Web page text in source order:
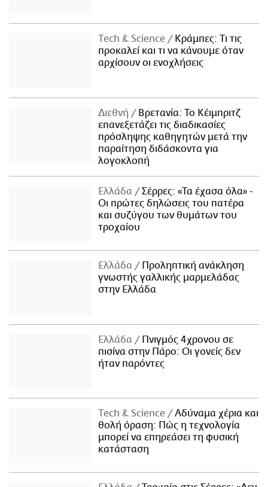
Τech & Science
Κράμπες: Τι τις
προκαλεί και τι να κάνουμε όταν
αρχίσουν οι ενοχλήσεις
Διεθνή
Βρετανία: Το Κέιμπριτζ
επανεξετάζει τις διαδικασίες
πρόσληψης καθηγητών μετά την
παραίτηση διδάσκοντα για
λογοκλοπή
Ελλάδα
Σέρρες: «Τα έχασα όλα» -
Οι πρώτες δηλώσεις του πατέρα
και συζύγου των θυμάτων του
τροχαίου
Ελλάδα
Προληπτική ανάκληση
γνωστής γαλλικής μαρμελάδας
στην Ελλάδα
Ελλάδα
Πνιγμός 4χρονου σε
πισίνα στην Πάρο: Οι γονείς δεν
ήταν παρόντες
Τech & Science
Αδύναμα χέρια και
θολή όραση: Πώς η τεχνολογία
μπορεί να επηρεάσει τη φυσική
κατάσταση